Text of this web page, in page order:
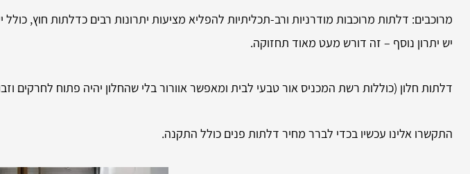
מרוכבים: דלתות מרוכבות מודרניות ורב-תכליתיות להפליא מציעות יתרונות רבים כדלתות חוץ,
יש יתרון נוסף – זה דורש מעט מאוד תחזוקה.
דלתות חלון (כוללות רשת המכניס אור טבעי לבית ומאפשר אוורור בלי שהחלון יהיה פתוח לחרקים
התקשרו אלינו עכשיו בכדי לברר מחיר דלתות פנים כולל התקנה.